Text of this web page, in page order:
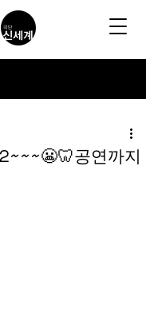
공연까지